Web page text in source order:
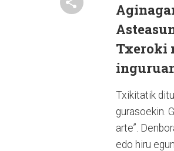
Txeroki
Txikitatik
gurasoekin.
arte”.
edo hiru